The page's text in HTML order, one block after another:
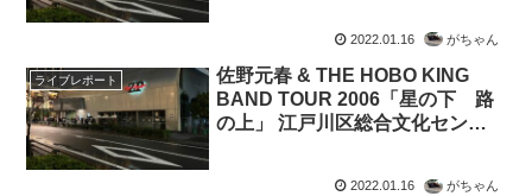
2022.01.16 がちゃん
ライブレポート
佐野元春 & THE HOBO KING
BAND TOUR 2006「星の下 路
の上」 江戸川区総合文化センタ
2022.01.16 がちゃん